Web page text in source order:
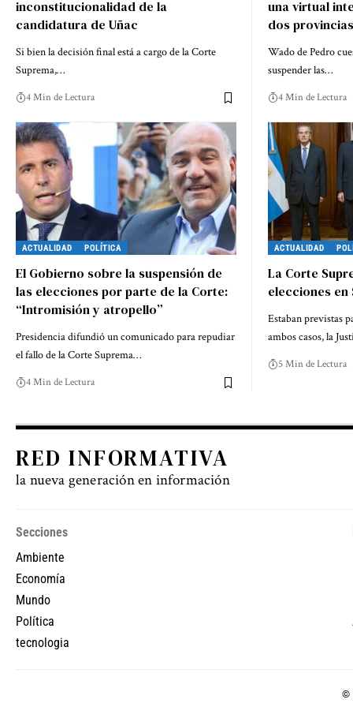
inconstitucionalidad de la
candidatura de Uñac
Si bien la decisión final está a cargo de la Corte
Suprema,…
4 Min de Lectura
una virtual
dos
Wado de Pedro
suspender las…
4 Min de Lectura
ACTUALIDAD POLÍTICA
El Gobierno sobre la suspensión de
las elecciones por parte de la Corte:
“Intromisión y atropello”
Presidencia difundió un comunicado para repudiar
el fallo de la Corte Suprema…
4 Min de Lectura
ACTUALIDAD
La Corte
elecciones en
Estaban previstas
ambos casos, la
5 Min de Lectura
RED INFORMATIVA
la nueva generación en información
Secciones
Ambiente
Economía
Mundo
Política
tecnologia
©